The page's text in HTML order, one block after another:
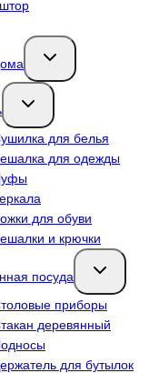
Переключить
дочернее
Переключить
дочернее
для белья
для одежды
для обуви
и крючки
посуда
Переключить
дочернее
приборы
деревянный
для бутылок